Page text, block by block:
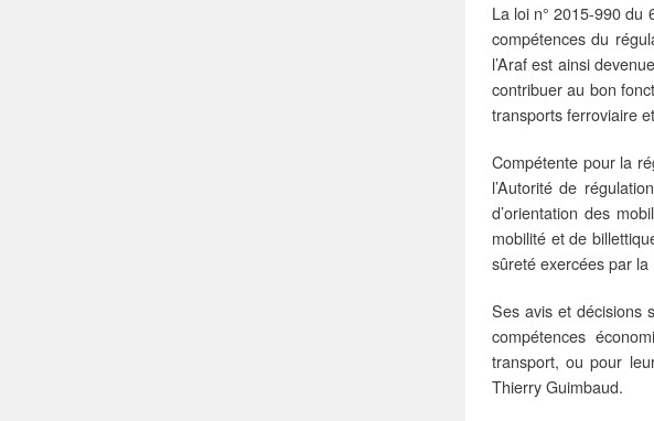
La loi n° 2015-990 du
compétences du
l’Araf est ainsi
contribuer au bon
transports ferroviaire
Compétente pour la
l’Autorité de
d’orientation des
mobilité et de
sûreté exercées par
Ses avis et décisions
compétences
transport, ou pour
Thierry Guimbaud.